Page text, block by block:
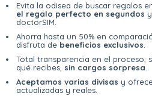
Evita la odisea de buscar regalos
el regalo perfecto en segundos
doctorSIM.
Ahorra hasta un 50% en
disfruta de beneficios exclusivos
Total transparencia en el proceso;
qué recibes, sin cargos sorpresa
Aceptamos varias divisas y
actualizadas y reales.